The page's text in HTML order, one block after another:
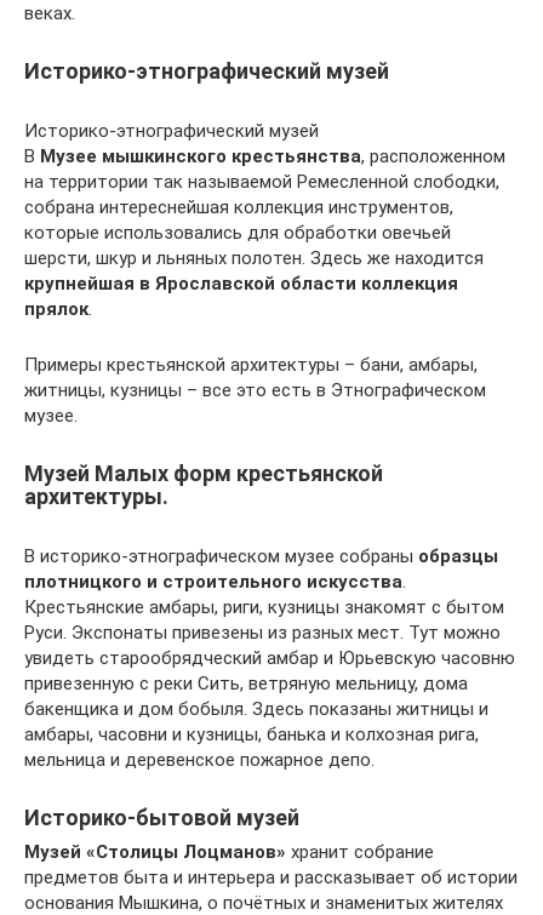
веках.
Историко-этнографический музей
Историко-этнографический музей
В Музее мышкинского крестьянства, расположенном
на территории так называемой Ремесленной слободки,
собрана интереснейшая коллекция инструментов,
которые использовались для обработки овечьей
шерсти, шкур и льняных полотен. Здесь же находится
крупнейшая в Ярославской области коллекция
прялок.
Примеры крестьянской архитектуры – бани, амбары,
житницы, кузницы – все это есть в Этнографическом
музее.
Музей Малых форм крестьянской
архитектуры.
В историко-этнографическом музее собраны образцы
плотницкого и строительного искусства.
Крестьянские амбары, риги, кузницы знакомят с бытом
Руси. Экспонаты привезены из разных мест. Тут можно
увидеть старообрядческий амбар и Юрьевскую часовню
привезенную с реки Сить, ветряную мельницу, дома
бакенщика и дом бобыля. Здесь показаны житницы и
амбары, часовни и кузницы, банька и колхозная рига,
мельница и деревенское пожарное депо.
Историко-бытовой музей
Музей «Столицы Лоцманов» хранит собрание
предметов быта и интерьера и рассказывает об истории
основания Мышкина, о почётных и знаменитых жителях